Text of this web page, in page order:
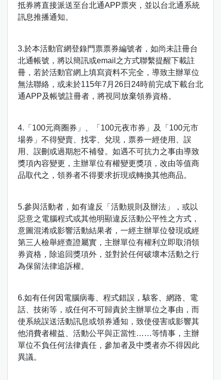
抵券將直接派送至台北通APP票夾，並以台北通系統
訊息推播通知。
3.於本活動官網登錄門票票券編號者，如尚未註冊台
北通帳號，將以簡訊或email之方式聯繫提醒下載註
冊，若於活動官網上填寫資料不完全，導致主辦單位
無法聯絡，或未於115年7月26日24時前完成下載台北
通APP及帳號註冊者，將視同放棄領券資格。
4.「100元商圈券」、「100元夜市券」及「100元市
場券」不得變賣、找零、兌現，票券一經使用、誤
用、誤刪或過期恕不補發。如遇不可抗力之事由導致
獎項內容變更，主辦單位有權變更獎項，改由等值商
品取代之，領券者不得要求折現或轉換其他商品。
5.參與活動者，如有違反「活動規則及辦法」，或以
惡意之電腦程式或其他明顯違反活動公平性之方式，
意圖混淆或影響活動結果者，一經主辦單位發現或經
第三人檢舉經查證屬實，主辦單位有權利立即取消領
券資格，除追回獎項外，並對於任何破壞本活動之行
為保留法律追訴權。
6.如有任何因電腦病毒、程式錯誤，駭客、網路、電
話、技術等，或任何不可歸責於主辦單位之事由，而
使系統誤送活動訊息或領券通知，致使侵害或影響其
他消費者權益、活動公平與正當性……等情事，主辦
單位不負任何法律責任，參加者及中獎者亦不得因此
異議。